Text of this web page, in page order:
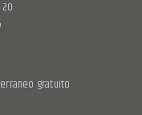
gratuito